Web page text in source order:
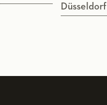
Düsseldorf